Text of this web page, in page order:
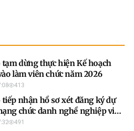
tạm dừng thực hiện Kế hoạch
làm viên chức năm 2026
413
nhận hồ sơ xét đăng ký dự
chức danh nghề nghiệp viên
491